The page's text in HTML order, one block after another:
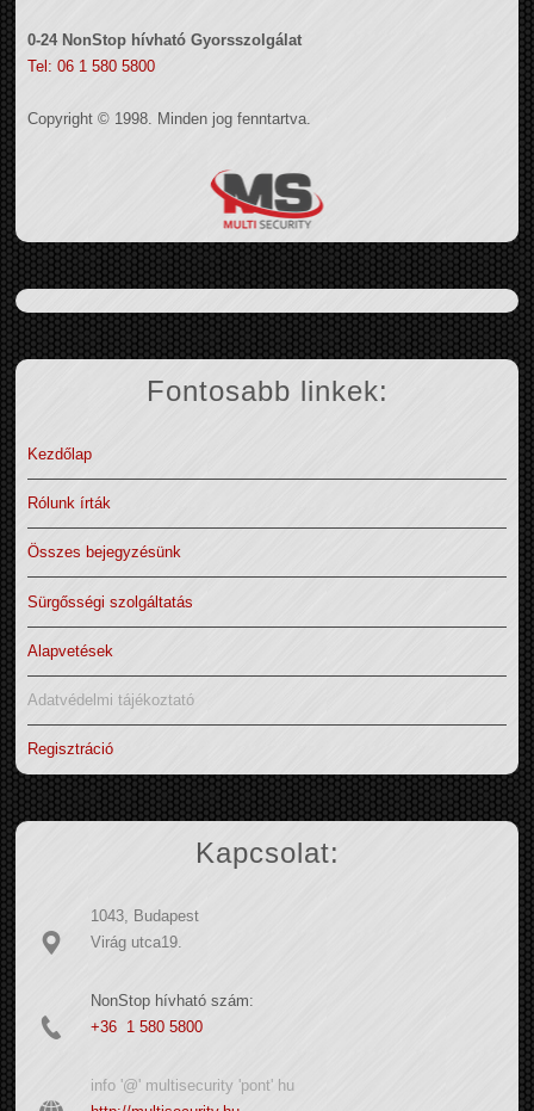
0-24 NonStop hívható Gyorsszolgálat
Tel: 06 1 580 5800
Copyright © 1998. Minden jog fenntartva.
Fontosabb linkek:
Kezdőlap
Rólunk írták
Összes bejegyzésünk
Sürgősségi szolgáltatás
Alapvetések
Adatvédelmi tájékoztató
Regisztráció
Kapcsolat:
1043, Budapest
Virág utca19.
NonStop hívható szám:
+36 1 580 5800
info '@' multisecurity 'pont' hu